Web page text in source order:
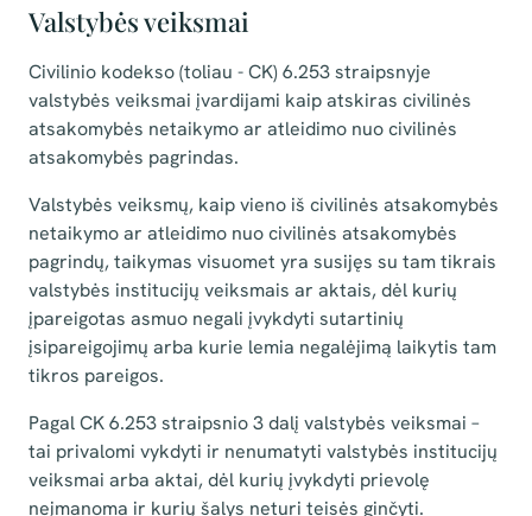
Valstybės veiksmai
Civilinio kodekso (toliau - CK) 6.253 straipsnyje
valstybės veiksmai įvardijami kaip atskiras civilinės
atsakomybės netaikymo ar atleidimo nuo civilinės
atsakomybės pagrindas.
Valstybės veiksmų, kaip vieno iš civilinės atsakomybės
netaikymo ar atleidimo nuo civilinės atsakomybės
pagrindų, taikymas visuomet yra susijęs su tam tikrais
valstybės institucijų veiksmais ar aktais, dėl kurių
įpareigotas asmuo negali įvykdyti sutartinių
įsipareigojimų arba kurie lemia negalėjimą laikytis tam
tikros pareigos.
Pagal CK 6.253 straipsnio 3 dalį valstybės veiksmai –
tai privalomi vykdyti ir nenumatyti valstybės institucijų
veiksmai arba aktai, dėl kurių įvykdyti prievolę
neįmanoma ir kurių šalys neturi teisės ginčyti.